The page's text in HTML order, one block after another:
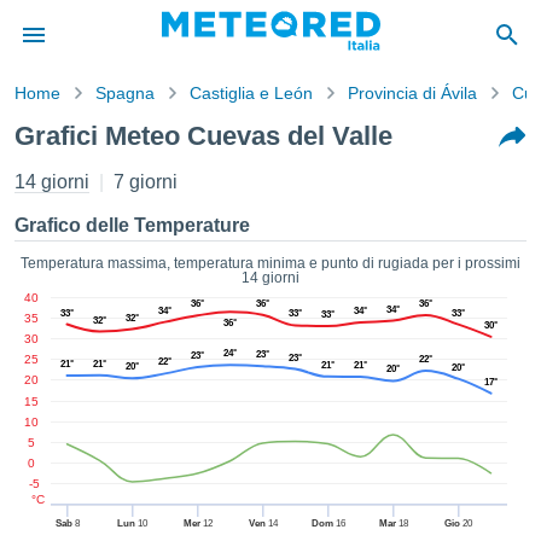
di
stati
da
che le
di
È
a
Web
le
Home Spagna Castiglia e León Provincia di Ávila
Grafici Meteo Cuevas del Valle
14 giorni 7 giorni
Grafico delle Temperature
Temperatura massima, temperatura minima e punto di rugiada per i prossimi
14 giorni
Sab8 Lun 10 Mer12 Ven14 Dom16 Mar18 Gio 20
-5
0
5
10
15
20
25
30
35
40
°C
33°
32° 32°
34°
36°
36°
36°
33°
33° 34° 34°
36°
33°
30°
21° 21° 20° 22°
23° 24° 23° 23°
21° 21° 20°
22°
20°
17°